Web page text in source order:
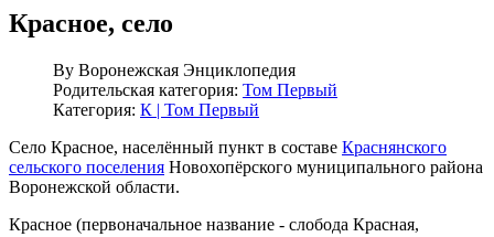
Красное, село
By Воронежская Энциклопедия
Родительская категория: Том Первый
Категория: К | Том Первый
Село Красное, населённый пункт в составе Краснянского
сельского поселения Новохопёрского муниципального района
Воронежской области.
Красное (первоначальное название - слобода Красная,